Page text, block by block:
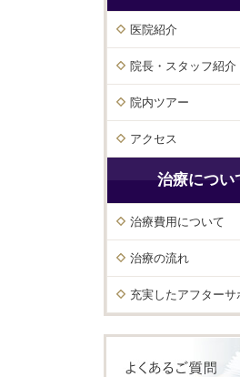
医院紹介
院長・スタッフ紹介
院内ツアー
アクセス
治療につい
治療費用について
治療の流れ
充実したアフターサ